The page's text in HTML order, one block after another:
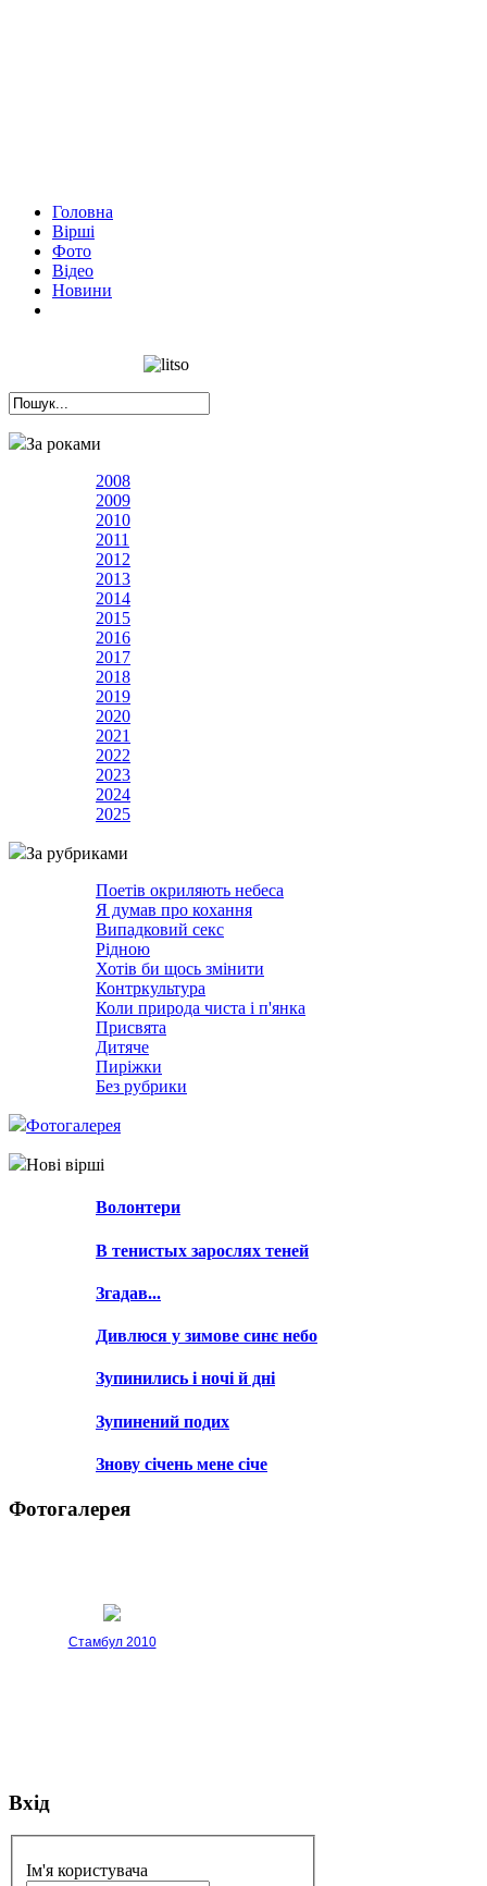
Головна
Вірші
Фото
Відео
Новини
За роками
2008
2009
2010
2011
2012
2013
2014
2015
2016
2017
2018
2019
2020
2021
2022
2023
2024
2025
За рубриками
Поетів окриляють небеса
Я думав про кохання
Випадковий секс
Рідною
Хотів би щось змінити
Контркультура
Коли природа чиста і п'янка
Присвята
Дитяче
Пиріжки
Без рубрики
Фотогалерея
Нові вірші
Волонтери
В тенистых зарослях теней
Згадав...
Дивлюся у зимове синє небо
Зупинились і ночі й дні
Зупинений подих
Знову січень мене січе
Фотогалерея
Стамбул 2010
Вхід
Ім'я користувача